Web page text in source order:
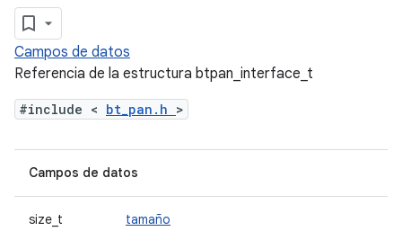
Campos de datos
Referencia de la estructura btpan_interface_t
#include < bt_pan.h >
Campos de datos
size_t tamaño